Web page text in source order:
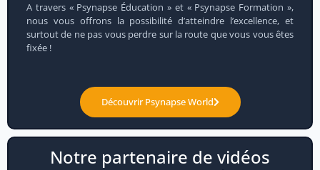
A travers « Psynapse Éducation » et « Psynapse Formation »,
nous vous offrons la possibilité d’atteindre l’excellence, et
surtout de ne pas vous perdre sur la route que vous vous êtes
fixée !
Découvrir Psynapse World
Notre partenaire de vidéos